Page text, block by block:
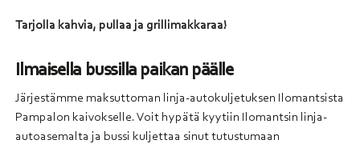
Tarjolla kahvia, pullaa ja grillimakkaraa!
Ilmaisella bussilla paikan päälle
Järjestämme maksuttoman linja-autokuljetuksen Ilomantsista
Pampalon kaivokselle. Voit hypätä kyytiin Ilomantsin linja-
autoasemalta ja bussi kuljettaa sinut tutustumaan